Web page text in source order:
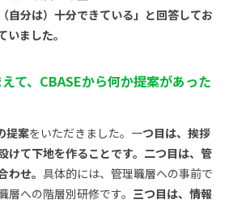
自分は）十分できている」と回答してお
いました。
て、CBASEから何か提案があった
提案をいただきました。一つ目は、挨拶
けて下地を作ることです。二つ目は、管
せ。 具体的には、管理職層への事前で
への階層別研修です。 三つ目は、情報